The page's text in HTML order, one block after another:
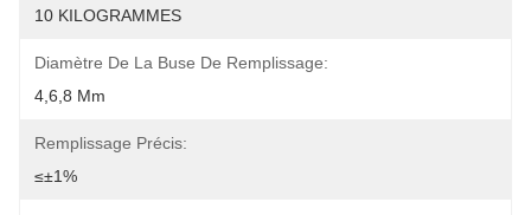
10 KILOGRAMMES
Diamètre De La Buse De Remplissage:
4,6,8 Mm
Remplissage Précis:
≤±1%